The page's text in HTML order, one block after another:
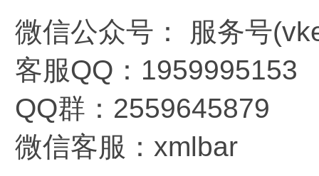
微信公众号： 服务号
客服QQ：1959995153
QQ群：2559645879
微信客服：xmlbar